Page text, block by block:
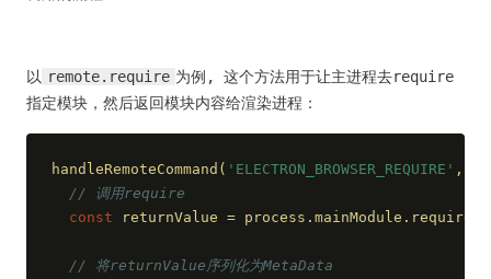
以 remote.require 为例, 这个方法用于让主进程去require
指定模块，然后返回模块内容给渲染进程：
handleRemoteCommand( 'ELECTRON_BROWSER_REQUIRE' ,
// 调用require
const returnValue =
// 将returnValue序列化为MetaData